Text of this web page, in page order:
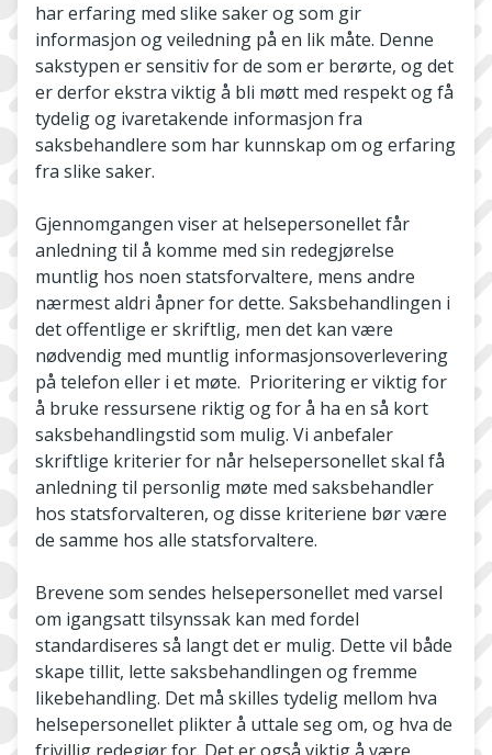
har erfaring med slike saker og som gir
informasjon og veiledning på en lik måte. Denne
sakstypen er sensitiv for de som er berørte, og det
er derfor ekstra viktig å bli møtt med respekt og få
tydelig og ivaretakende informasjon fra
saksbehandlere som har kunnskap om og erfaring
fra slike saker.
Gjennomgangen viser at helsepersonellet får
anledning til å komme med sin redegjørelse
muntlig hos noen statsforvaltere, mens andre
nærmest aldri åpner for dette. Saksbehandlingen i
det offentlige er skriftlig, men det kan være
nødvendig med muntlig informasjonsoverlevering
på telefon eller i et møte. Prioritering er viktig for
å bruke ressursene riktig og for å ha en så kort
saksbehandlingstid som mulig. Vi anbefaler
skriftlige kriterier for når helsepersonellet skal få
anledning til personlig møte med saksbehandler
hos statsforvalteren, og disse kriteriene bør være
de samme hos alle statsforvaltere.
Brevene som sendes helsepersonellet med varsel
om igangsatt tilsynssak kan med fordel
standardiseres så langt det er mulig. Dette vil både
skape tillit, lette saksbehandlingen og fremme
likebehandling. Det må skilles tydelig mellom hva
helsepersonellet plikter å uttale seg om, og hva de